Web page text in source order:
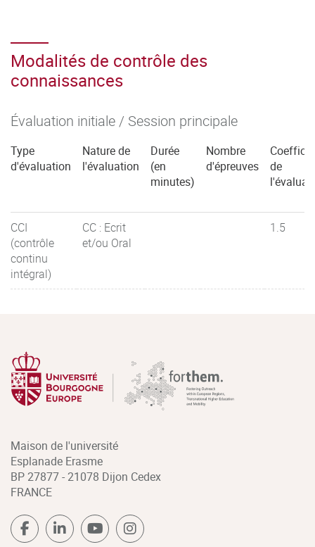
Modalités de contrôle des
connaissances
Évaluation initiale / Session principale
Type
d'évaluation
Nature de
l'évaluation
Durée
(en
minutes)
Nombre
d'épreuves
de
CCI
(contrôle
continu
intégral)
CC : Ecrit
et/ou Oral
1.5
Maison de l'université
Esplanade Erasme
BP 27877 - 21078 Dijon Cedex
FRANCE